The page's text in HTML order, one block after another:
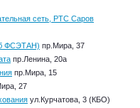
сеть, РТС Саров
ФСЭТАН) пр.Мира, 37
пр.Ленина, 20а
пр.Мира, 15
27
ул.Курчатова, 3 (КБО)